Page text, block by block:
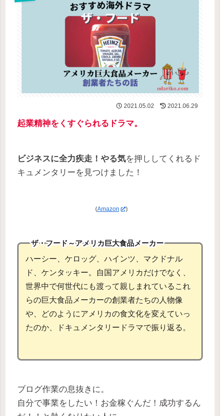
2021.05.02 2021.06.29
起業精神をくすぐられるドラマ。
ビジネスに全力疾走！やる気を押ししてくれるド
キュメンタリーを見つけました！
(Amazon )
ザ・フード～アメリカ巨大食品メーカー
ハーシー、ケロッグ、ハインツ、マクドナル
ド、ケンタッキー。自国アメリカだけでなく、
世界中で何世代にも渡って親しまれているこれ
らの巨大食品メーカーの創業者たちの人物像
や、どのようにアメリカの食文化を変えていっ
たのか、ドキュメンタリードラマで振り返る。
ブログ作業の息抜きに。
自分で事業をしたい！お金稼ぐんだ！成功するん